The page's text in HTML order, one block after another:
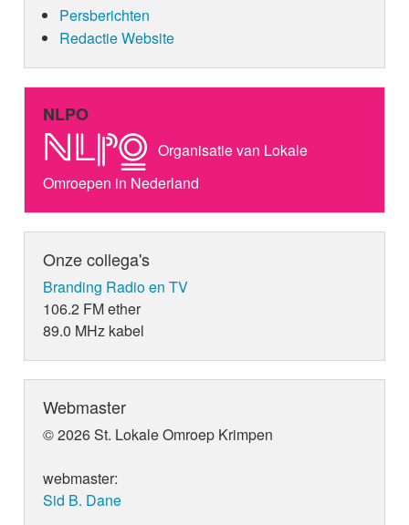
Persberichten
Redactie Website
NLPO
Organisatie van Lokale
Omroepen in Nederland
Onze collega's
Branding Radio en TV
106.2 FM ether
89.0 MHz kabel
Webmaster
© 2026 St. Lokale Omroep Krimpen
webmaster:
Sid B. Dane